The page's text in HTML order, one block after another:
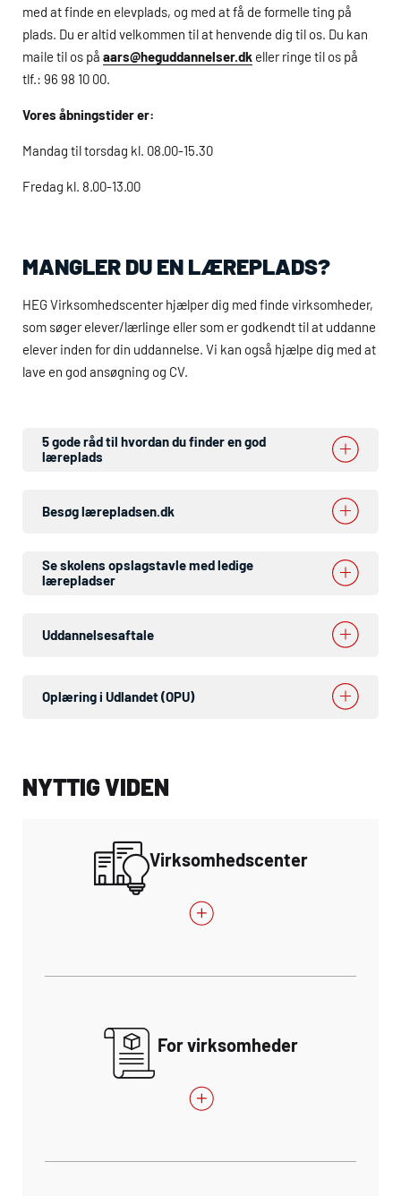
med at finde en elevplads, og med at få de formelle ting på
plads. Du er altid velkommen til at henvende dig til os. Du kan
maile til os på aars@heguddannelser.dk eller ringe til os på
tlf.: 96 98 10 00.
Vores åbningstider er:
Mandag til torsdag kl. 08.00-15.30
Fredag kl. 8.00-13.00
MANGLER DU EN LÆREPLADS?
HEGVirksomhedscenter hjælper dig med finde virksomheder,
som søger elever/lærlinge eller som er godkendt til at uddanne
elever inden for din uddannelse. Vi kan også hjælpe dig med at
lave en god ansøgning og CV.
5 gode råd til hvordan du finder en god
læreplads
Besøg lærepladsen.dk
Se skolens opslagstavle med ledige
lærepladser
Uddannelsesaftale
Oplæring i Udlandet (OPU)
NYTTIG VIDEN
Virksomhedscenter
For virksomheder